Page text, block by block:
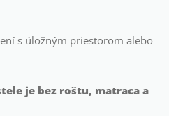
s úložným priestorom alebo
je bez roštu, matraca a